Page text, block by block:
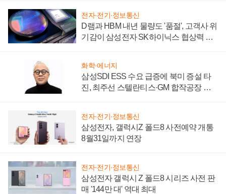
전자·전기·정보통신
D램과 HBM 내년 물량도 '품절', 고객사 위
기감이 삼성전자 SK하이닉스 협상력 더
화학·에너지
삼성SDI ESS 수요 급증에 북미 증설 타
진, 최주선 스텔란티스·GM 합작공장 건
전자·전기·정보통신
삼성전자, 갤럭시Z 폴드8 사전예약 개통
8월31일까지 연장
전자·전기·정보통신
삼성전자 갤럭시 Z 폴드8 시리즈 사전 판
매 '144만 대' 역대 최대